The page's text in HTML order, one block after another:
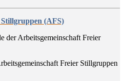
(AFS)
Freier Stillgruppen